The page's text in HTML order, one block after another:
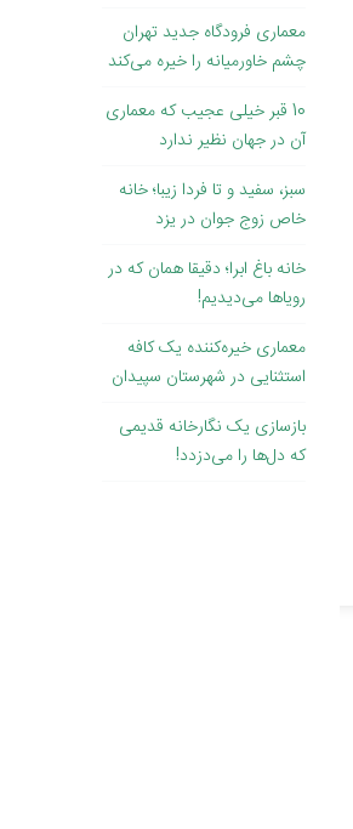
معماری فرودگاه جدید تهران
چشم خاورمیانه را خیره می‌کند
10 قبر خیلی عجیب که معماری
آن در جهان نظیر ندارد
سبز، سفید و تا فردا زیبا؛ خانه
خاص زوج جوان در یزد
خانه باغ ابرا؛ دقیقا همان که در
رویاها می‌دیدیم!
معماری خیره‌کننده یک کافه
استثنایی در شهرستان سپیدان
بازسازی یک نگارخانه قدیمی
که دل‌ها را می‌دزدد!